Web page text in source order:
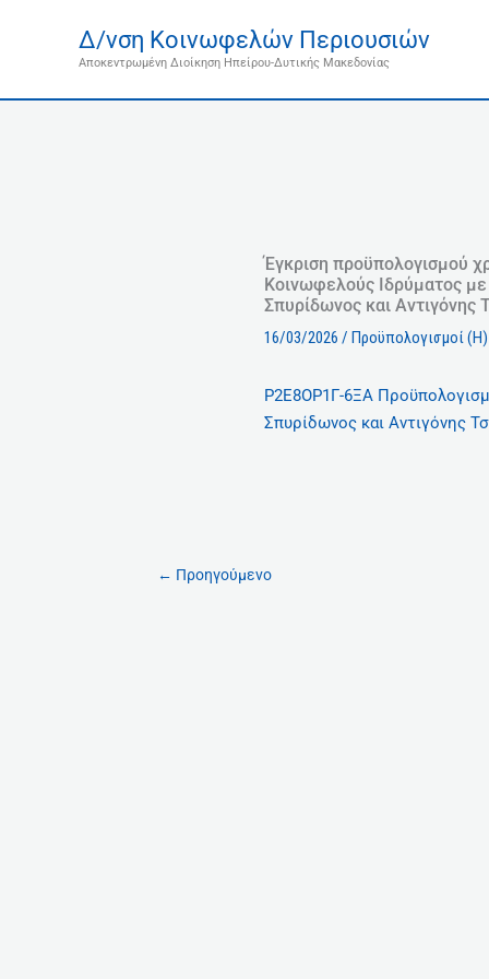
περιεχόμενο
Δ/νση Κοινωφελών Περιουσιών
Αποκεντρωμένη Διοίκηση Ηπείρου-Δυτικής Μακεδονίας
Έγκριση προϋπολογισμού
Κοινωφελούς Ιδρύματος
Σπυρίδωνος και Αντιγόνης
16/03/2026/Προϋπολογισμοί (Η)
Ρ2Ε8ΟΡ1Γ-6ΞΑ
Σπυρίδωνος και Αντιγόνης
← Προηγούμενο